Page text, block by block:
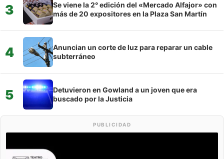
3
Se viene la 2° edición del «Mercado Alfajor» con
más de 20 expositores en la Plaza San Martín
4
Anuncian un corte de luz para reparar un cable
subterráneo
5
Detuvieron en Gowland a un joven que era
buscado por la Justicia
PUBLICIDAD